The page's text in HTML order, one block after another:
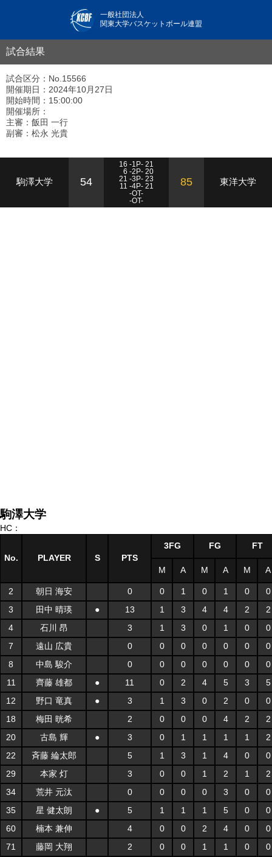
一般社団法人
関東大学バスケットボール連盟
試合結果
試合区分：No.15566
開催期日：2024年10月27日
開始時間：15:00:00
開催場所：
主審：飯田 一行
副審：松永 光貴
駒澤大学 54
16 -1P- 21
6 -2P- 20
21 -3P- 23
11 -4P- 21
-OT-
-OT-
85 東洋大学
駒澤大学
HC：
No. PLAYER S PTS
3FG FG FT
M A M A M A
2 朝日 海安 0 0 1 0 1 0
0
3
田中 晴瑛 ● 13 1 3 4 4 2
2
4
石川 昂 3 1 3 0 1 0
0
7
遠山 広貴 0 0 0 0 0 0
0
8
中島 駿介 0 0 0 0 0 0
0
11
齊藤 雄都 ● 11 0 2 4 5 3
5
12
野口 竜真 ● 3 1 3 0 2 0
0
18
梅田 晄希 2 0 0 0 4 2
2
20
古島 輝 ● 3 0 1 1 1 1
2
22
斉藤 綸太郎 5 1 3 1 4 0
0
29
本家 灯 3 0 0 1 2 1
2
34
荒井 元汰 0 0 0 0 3 0
0
35
星 健太朗 ● 5 1 1 1 5 0
0
60
楠本 兼伸 4 0 0 2 4 0
0
71
藤岡 大翔 2 0 0 1 1 0
0